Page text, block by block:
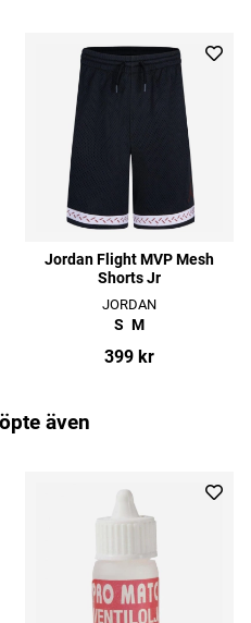
Jordan Flight MVP Mesh
Shorts Jr
JORDAN
S M
399 kr
även